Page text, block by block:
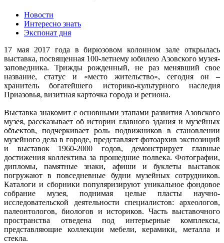
Новости
Интересно знать
Экспонат дня
17 мая 2017 года в бирюзовом колонном зале открылась
выставка, посвященная 100-летнему юбилею Азовского музея-
заповедника. Трижды рожденный, не раз менявший свое
название, статус и «место жительство», сегодня он –
хранитель богатейшего историко-культурного наследия
Приазовья, визитная карточка города и региона.
Выставка знакомит с основными этапами развития Азовского
музея, рассказывает об истории главного здания и музейных
объектов, подчеркивает роль подвижников в становлении
музейного дела в городе, представляет фотоархив экспозиций
и выставок 1960-2000 годов, демонстрирует главные
достижения коллектива за прошедшие полвека. Фотографии,
дипломы, памятные знаки, афиши и буклеты выставок
погружают в повседневные будни музейных сотрудников.
Каталоги и сборники популяризируют уникальное фондовое
собрание музея, поднимая целые пласты научно-
исследовательской деятельности специалистов: археологов,
палеонтологов, биологов и историков. Часть выставочного
пространства отведена под интерьерные комплексы,
представляющие коллекции мебели, керамики, металла и
стекла.